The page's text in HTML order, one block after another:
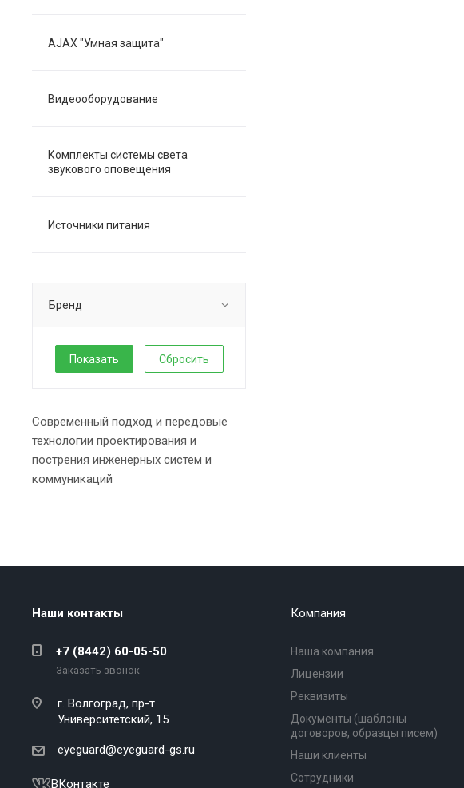
AJAX "Умная защита"
Видеооборудование
Комплекты системы света
звукового оповещения
Источники питания
Бренд
Сбросить
Современный подход и передовые
технологии проектирования и
пострения инженерных систем и
коммуникаций
Наши контакты
+7 (8442) 60-05-50
Заказать звонок
г. Волгоград, пр-т
Университетский, 15
eyeguard@eyeguard-gs.ru
ВКонтакте
Компания
Наша компания
Лицензии
Реквизиты
Документы (шаблоны
договоров, образцы писем)
Наши клиенты
Сотрудники